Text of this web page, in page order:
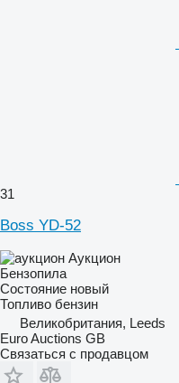
31
Boss YD-52
Аукцион
Бензопила
Состояние новый
Топливо бензин
Великобритания, Leeds
Euro Auctions GB
Связаться с продавцом